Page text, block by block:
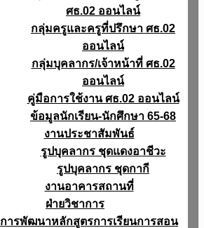
ศธ.02 ออนไลน์
กลุ่มครูและครูที่ปรึกษา ศธ.02
ออนไลน์
กลุ่มบุคลากร/เจ้าหน้าที่ ศธ.02
ออนไลน์
คู่มือการใช้งาน ศธ.02 ออนไลน์
ข้อมูลนักเรียน-นักศึกษา 65-68
งานประชาสัมพันธ์
รูปบุคลากร ชุดแดงอาชีวะ
รูปบุคลากร ชุดกากี
งานอาคารสถานที่
ฝ่ายวิชาการ
การพัฒนาหลักสูตรการเรียนการสอน